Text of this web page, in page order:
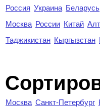
Россия Украина Беларусь
Москва России Китай
Таджикистан Кыргызстан
Москва Санкт-Петербург